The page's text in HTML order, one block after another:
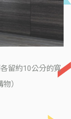
留約10公分的寬
）